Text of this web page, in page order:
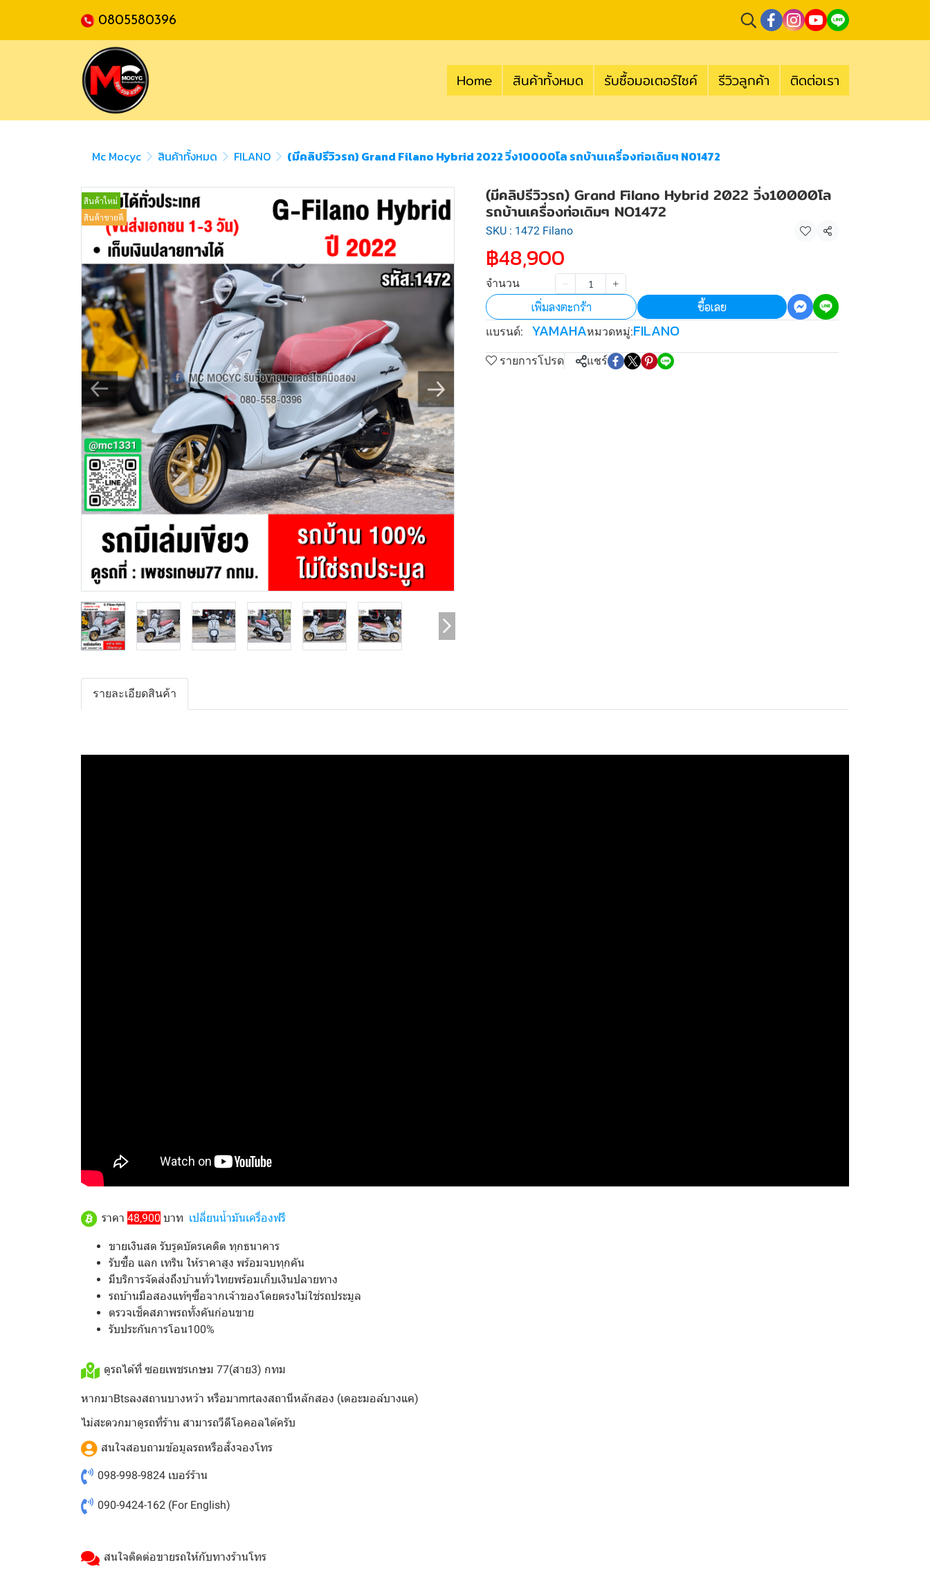
0805580396
Home สินค้าทั้งหมด รับซื้อมอเตอร์ไซค์ รีวิวลูกค้า ติดต่อเรา
Mc Mocyc สินค้าทั้งหมด FILANO (มีคลิปรีวิวรถ) Grand Filano Hybrid 2022 วิ่ง10000โล รถบ้านเครื่องท่อเดิมๆ NO1472
สินค้าใหม่
สินค้าขายดี
(มีคลิปรีวิวรถ) Grand Filano Hybrid 2022 วิ่ง10000โล
รถบ้านเครื่องท่อเดิมๆ NO1472
SKU : 1472 Filano แชร์
฿48,900
จำนวน
เพิ่มลงตะกร้า ซื้อเลย
แบรนด์: YAMAHAหมวดหมู่:FILANO
รายการโปรด แชร์
รายละเอียดสินค้า
ราคา 48,900 บาท เปลี่ยนน้ำมันเครื่องฟรี
ขายเงินสด รับรูดบัตรเคดิต ทุกธนาคาร
รับซื้อ แลก เทริน ให้ราคาสูง พร้อมจบทุกคัน
มีบริการจัดส่งถึงบ้านทั่วไทยพร้อมเก็บเงินปลายทาง
รถบ้านมือสองแท้ๆซื้อจากเจ้าของโดยตรงไม่ใช่รถประมูล
ตรวจเช็คสภาพรถทั้งคันก่อนขาย
รับประกันการโอน100%
ดูรถได้ที่ ซอยเพชรเกษม 77(สาย3) กทม
หากมาBtsลงสถานบางหว้า หรือมาmrtลงสถานีหลักสอง (เดอะมอล์บางแค)
ไม่สะดวกมาดูรถที่ร้าน สามารถวีดีโอคอลได้ครับ
สนใจสอบถามข้อมูลรถหรือสั่งจองโทร
098-998-9824 เบอร์ร้าน
090-9424-162 (For English)
สนใจติดต่อขายรถให้กับทางร้านโทร